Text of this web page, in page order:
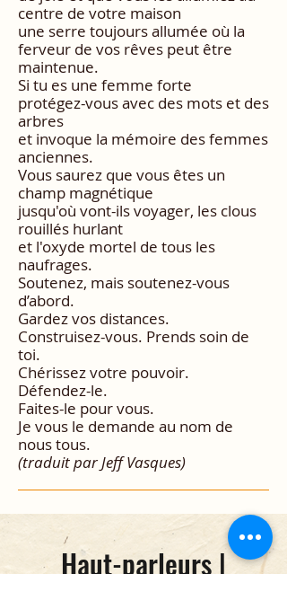
centre de votre maison
une serre toujours allumée où la
ferveur de vos rêves peut être
maintenue.
Si tu es une femme forte
protégez-vous avec des mots et des
arbres
et invoque la mémoire des femmes
anciennes.
Vous saurez que vous êtes un
champ magnétique
jusqu'où vont-ils voyager, les clous
rouillés hurlant
et l'oxyde mortel de tous les
naufrages.
Soutenez, mais soutenez-vous
d’abord.
Gardez vos distances.
Construisez-vous. Prends soin de
toi.
Chérissez votre pouvoir.
Défendez-le.
Faites-le pour vous.
Je vous le demande au nom de
nous tous.
(traduit par Jeff Vasques)
Haut-parleurs |